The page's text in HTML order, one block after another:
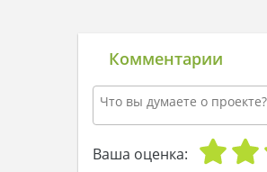
Комментарии
Ваша оценка: